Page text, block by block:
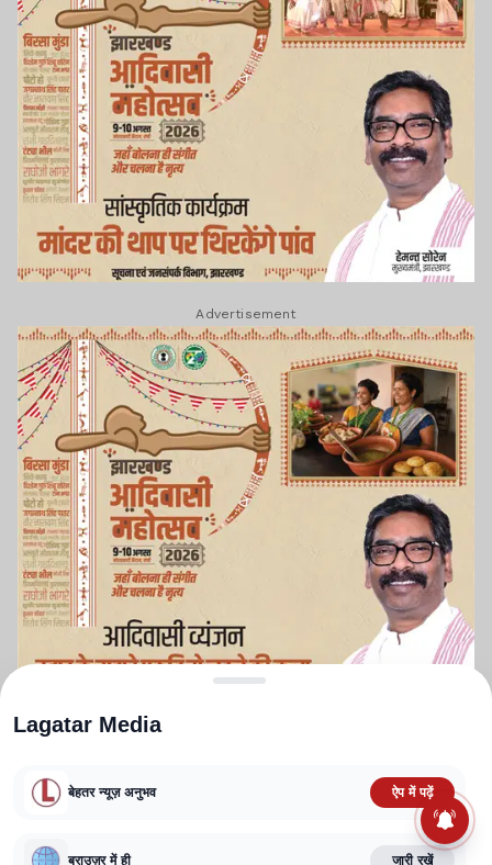
Advertisement
TERMS AND CONDITIONS
CORRECTIONS POLICY
FACT CHECKING POLICY
Lagatar Media
बेहतर न्यूज़ अनुभव ऐप में पढ़ें
ब्राउज़र में ही जारी रखें